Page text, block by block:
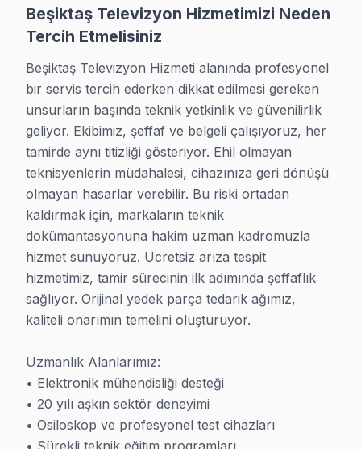
Beşiktaş'da Sinanpaşa mahallesine servis verirken
Sinanpaşa bölgesi TV Servis →
Türkali TV Servis
Beşiktaş'da Türkali mahallesine servis verirken müşteri
Türkali bölgesi TV Servis →
Ulus TV Servis
Ulus'deki en yaygın TV arızalarından biri güç kaynağı
Ulus bölgesi TV Servis →
Vişnezade TV Servis
Vişnezade bölgesinde TV ekranı kırık, görüntü yok ya da
Vişnezade bölgesi TV Servis →
Yıldız TV Servis
Yıldız bölgesi TV Servis →
Beşiktaş Televizyon Hizmetimizi Neden
Tercih Etmelisiniz
Beşiktaş Televizyon Hizmeti alanında profesyonel
bir servis tercih ederken dikkat edilmesi gereken
unsurların başında teknik yetkinlik ve güvenilirlik
geliyor. Ekibimiz, şeffaf ve belgeli çalışıyoruz, her
tamirde aynı titizliği gösteriyor. Ehil olmayan
teknisyenlerin müdahalesi, cihazınıza geri dönüşü
olmayan hasarlar verebilir. Bu riski ortadan
kaldırmak için, markaların teknik
dokümantasyonuna hakim uzman kadromuzla
hizmet sunuyoruz. Ücretsiz arıza tespit
hizmetimiz, tamir sürecinin ilk adımında şeffaflık
sağlıyor. Orijinal yedek parça tedarik ağımız,
kaliteli onarımın temelini oluşturuyor.
Uzmanlık Alanlarımız:
• Elektronik mühendisliği desteği
• 20 yılı aşkın sektör deneyimi
• Osiloskop ve profesyonel test cihazları
• Sürekli teknik eğitim programları